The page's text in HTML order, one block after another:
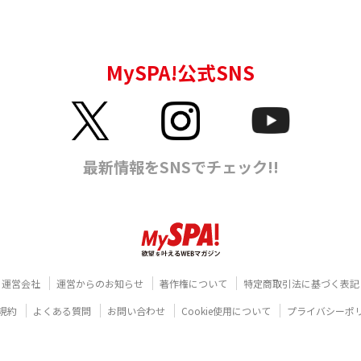
運営会社 運営からのお知らせ 著作権について
特定商取引法に基づく表記
約
よくある質問 お問い合わせ Cookie使用について プライバシーポ